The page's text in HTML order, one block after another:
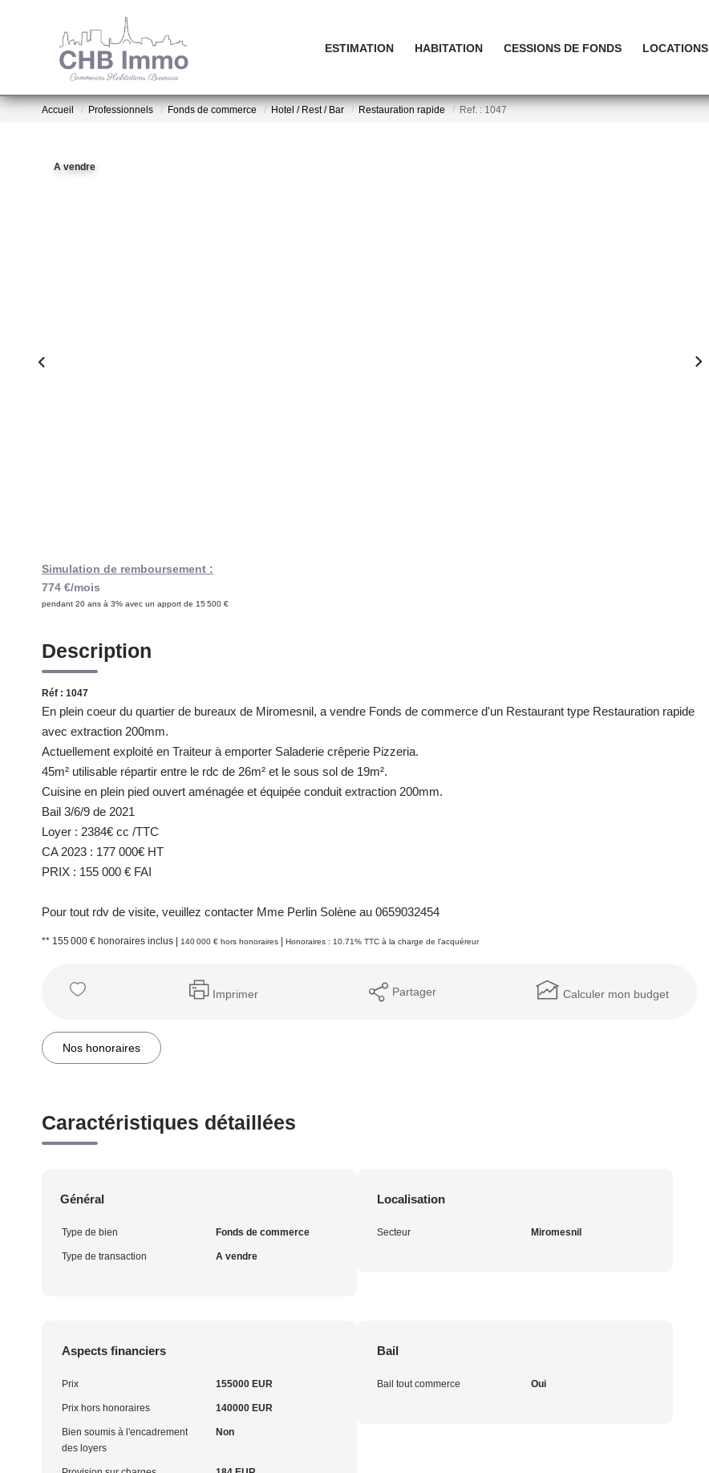
ESTIMATION HABITATION CESSIONS DE FONDS LOCATIONS
Accueil Professionnels Fonds de commerce Hotel / Rest / Bar Restauration rapide Ref. : 1047
A vendre
Simulation de remboursement :
774 €/mois
pendant 20 ans à 3% avec un apport de 15 500 €
Description
Réf : 1047
En plein coeur du quartier de bureaux de Miromesnil, a vendre Fonds de commerce d'un Restaurant type Restauration rapide
avec extraction 200mm.
Actuellement exploité en Traiteur à emporter Saladerie crêperie Pizzeria.
45m² utilisable répartir entre le rdc de 26m² et le sous sol de 19m².
Cuisine en plein pied ouvert aménagée et équipée conduit extraction 200mm.
Bail 3/6/9 de 2021
Loyer : 2384€ cc /TTC
CA 2023 : 177 000€ HT
PRIX : 155 000 € FAI
Pour tout rdv de visite, veuillez contacter Mme Perlin Solène au 0659032454
** 155 000 € honoraires inclus 140 000 € hors honoraires Honoraires : 10.71% TTC à la charge de l'acquéreur
Imprimer Partager Calculer mon budget
Nos honoraires
Caractéristiques détaillées
Général
Type de bien Fonds de commerce
Type de transaction A vendre
Localisation
Secteur Miromesnil
Aspects financiers
Prix 155000 EUR
Prix hors honoraires 140000 EUR
Bien soumis à l'encadrement
des loyers
Non
Bail
Bail tout commerce Oui